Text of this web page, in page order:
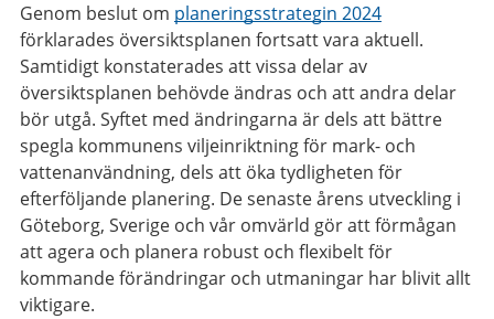
Genom beslut om planeringsstrategin 2024
förklarades översiktsplanen fortsatt vara aktuell.
Samtidigt konstaterades att vissa delar av
översiktsplanen behövde ändras och att andra delar
bör utgå. Syftet med ändringarna är dels att bättre
spegla kommunens viljeinriktning för mark- och
vattenanvändning, dels att öka tydligheten för
efterföljande planering. De senaste årens utveckling i
Göteborg, Sverige och vår omvärld gör att förmågan
att agera och planera robust och flexibelt för
kommande förändringar och utmaningar har blivit allt
viktigare.